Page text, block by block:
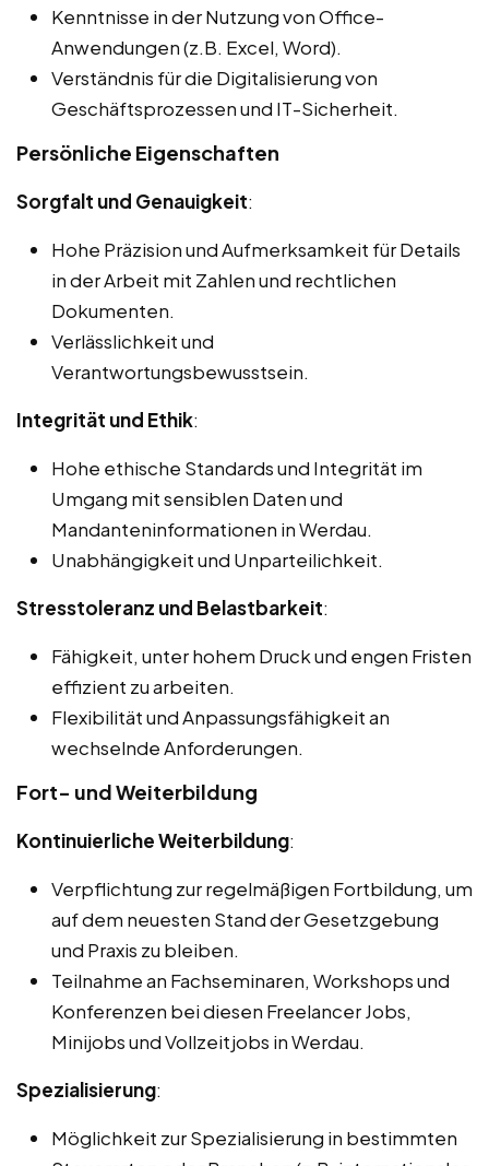
Kenntnisse in der Nutzung von Office-
Anwendungen (z.B. Excel, Word).
Verständnis für die Digitalisierung von
Geschäftsprozessen und IT-Sicherheit.
Persönliche Eigenschaften
Sorgfalt und Genauigkeit:
Hohe Präzision und Aufmerksamkeit für Details
in der Arbeit mit Zahlen und rechtlichen
Dokumenten.
Verlässlichkeit und
Verantwortungsbewusstsein.
Integrität und Ethik:
Hohe ethische Standards und Integrität im
Umgang mit sensiblen Daten und
Mandanteninformationen in Werdau.
Unabhängigkeit und Unparteilichkeit.
Stresstoleranz und Belastbarkeit:
Fähigkeit, unter hohem Druck und engen Fristen
effizient zu arbeiten.
Flexibilität und Anpassungsfähigkeit an
wechselnde Anforderungen.
Fort- und Weiterbildung
Kontinuierliche Weiterbildung:
Verpflichtung zur regelmäßigen Fortbildung, um
auf dem neuesten Stand der Gesetzgebung
und Praxis zu bleiben.
Teilnahme an Fachseminaren, Workshops und
Konferenzen bei diesen Freelancer Jobs,
Minijobs und Vollzeitjobs in Werdau.
Spezialisierung:
Möglichkeit zur Spezialisierung in bestimmten